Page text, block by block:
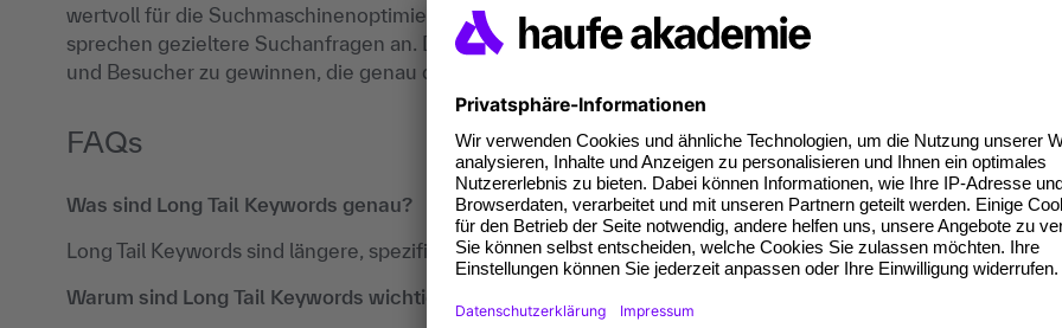
wertvoll für die Suchmaschinenoptimierung (SEO). Sie weisen oft weniger Konkurrenz auf und
sprechen gezieltere Suchanfragen an. Diese Keywords helfen dabei, Nischenmärkte zu erschließen
und Besucher zu gewinnen, die genau das suchen, was Ihr Angebot bietet.
FAQs
Was sind Long Tail Keywords genau?
Long Tail Keywords sind längere, spezifische Keyword-Phrasen,die eine klare Suchintention haben.
Warum sind Long Tail Keywords wichtig für SEO?